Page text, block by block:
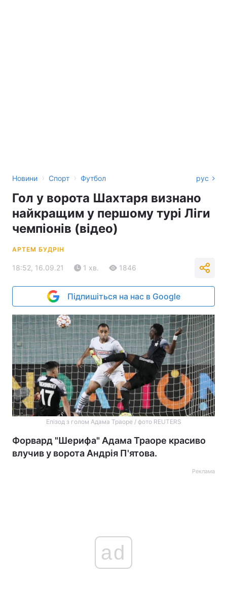
Новини › Спорт › Футбол рус
Гол у ворота Шахтаря визнано
найкращим у першому турі Ліги
чемпіонів (відео)
АРТЕМ БУДРІН
18:52, 16.09.21 1 хв. 1846
Підпишіться на нас в Google
Епізод з голом Адама Траоре / фото REUTERS
Форвард "Шерифа" Адама Траоре красиво
влучив у ворота Андрія П'ятова.
Реклама
ad